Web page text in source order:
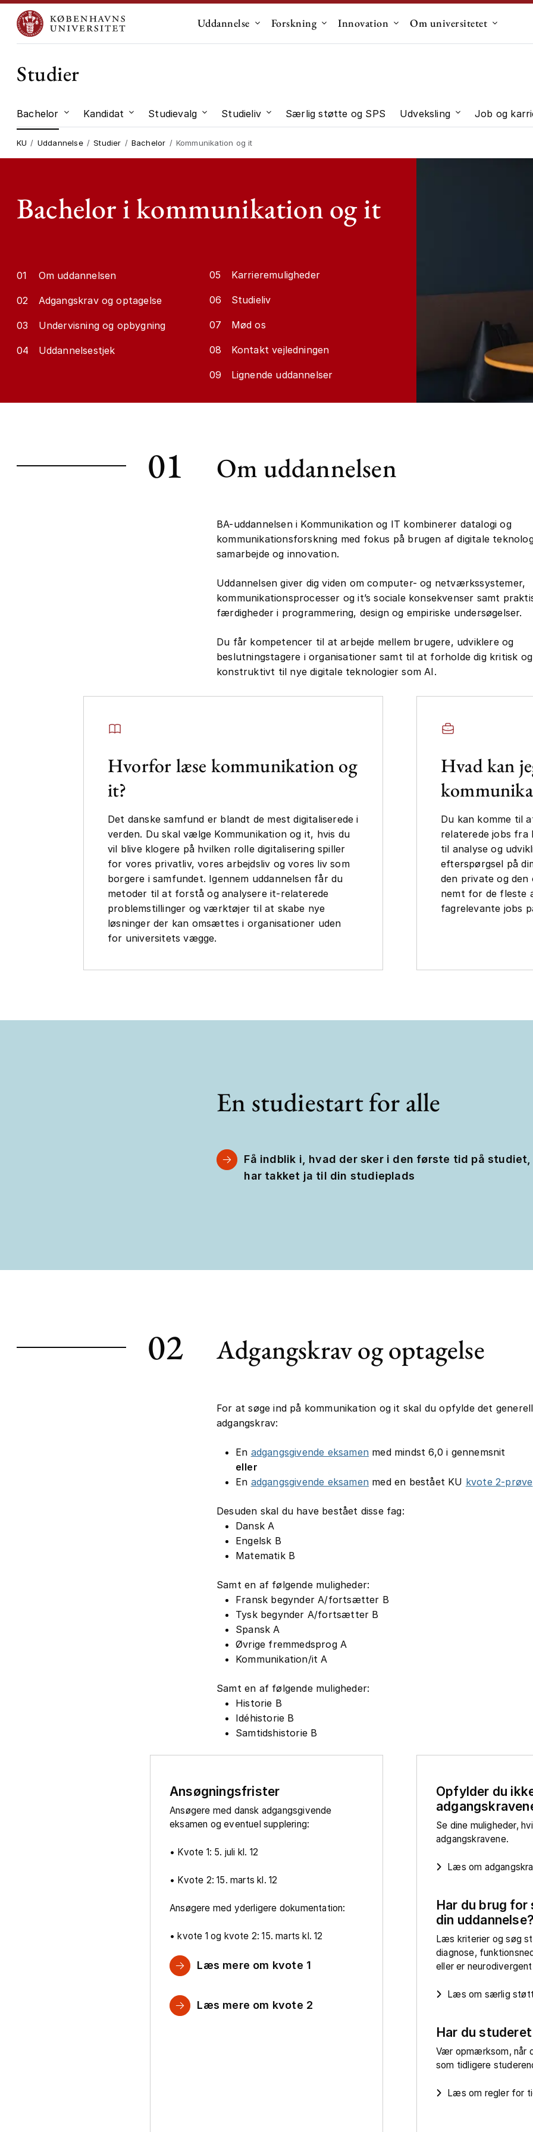
Uddannelse Undermenu til "Uddannelse"
Forskning Undermenu til "Forskning"
Innovation Undermenu til "Innovation"
Om universitetet
Studier
Bachelor Undermenu til "Bachelor"
Kandidat Undermenu til "Kandidat"
Studievalg Undermenu til "Studievalg"
Studieliv Undermenu til "Studieliv"
Særlig støtte og SPS Udveksling Undermenu til
Job og
KU Uddannelse Studier Bachelor Kommunikation og it
Bachelor i kommunikation og it
01 Om uddannelsen
02 Adgangskrav og optagelse
03 Undervisning og opbygning
04 Uddannelsestjek
05 Karrieremuligheder
06 Studieliv
07 Mød os
08 Kontakt vejledningen
09 Lignende uddannelser
01 Om uddannelsen
BA-uddannelsen i Kommunikation og IT kombinerer datalogi og
kommunikationsforskning med fokus på brugen af digitale
samarbejde og innovation.
Uddannelsen giver dig viden om computer- og netværkssystemer,
kommunikationsprocesser og it’s sociale konsekvenser samt
færdigheder i programmering, design og empiriske undersøgelser.
Du får kompetencer til at arbejde mellem brugere, udviklere og
beslutningstagere i organisationer samt til at forholde dig kritisk og
konstruktivt til nye digitale teknologier som AI.
Hvorfor læse kommunikation og
it?
Det danske samfund er blandt de mest digitaliserede i
verden. Du skal vælge Kommunikation og it, hvis du
vil blive klogere på hvilken rolle digitalisering spiller
for vores privatliv, vores arbejdsliv og vores liv som
borgere i samfundet. Igennem uddannelsen får du
metoder til at forstå og analysere it-relaterede
problemstillinger og værktøjer til at skabe nye
løsninger der kan omsættes i organisationer uden
for universitets vægge.
Hvad kan
Du kan komme til
relaterede jobs fra
til analyse og
efterspørgsel på
den private og
nemt for de fleste
fagrelevante jobs
En studiestart for alle
Få indblik i, hvad der sker i den første tid på studiet,
har takket ja til din studieplads
02 Adgangskrav og optagelse
For at søge ind på kommunikation og it skal du opfylde det
adgangskrav:
En adgangsgivende eksamen med mindst 6,0 i gennemsnit
eller
En adgangsgivende eksamen med en bestået KU kvote 2-prøve
Desuden skal du have bestået disse fag:
Dansk A
Engelsk B
Matematik B
Samt en af følgende muligheder:
Fransk begynder A/fortsætter B
Tysk begynder A/fortsætter B
Spansk A
Øvrige fremmedsprog A
Kommunikation/it A
Samt en af følgende muligheder:
Historie B
Idéhistorie B
Samtidshistorie B
Ansøgningsfrister
Ansøgere med dansk adgangsgivende
eksamen og eventuel supplering:
• Kvote 1: 5. juli kl. 12
• Kvote 2: 15. marts kl. 12
Ansøgere med yderligere dokumentation:
• kvote 1 og kvote 2: 15. marts kl. 12
Læs mere om kvote 1
Læs mere om kvote 2
Opfylder du
Se dine muligheder,
adgangskravene.
Læs om
Har du brug
din
Læs kriterier og søg
diagnose,
eller er
Læs om særlig
Har du
Vær opmærksom, når
som tidligere
Læs om regler for